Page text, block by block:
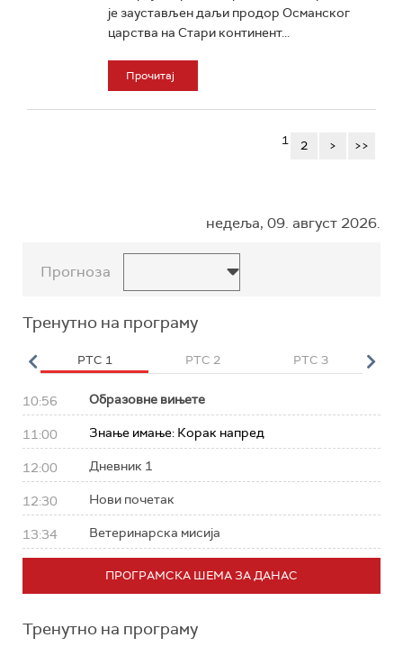
је заустављен даљи продор Османског
царства на Стари континент...
Прочитај
1 2 > >>
недеља, 09. август 2026.
Прогноза
Тренутно на програму
РТС 1 РТС 2 РТС 3
10:56 Образовне вињете
11:00 Знање имање: Корак напред
12:00 Дневник 1
12:30 Нови почетак
13:34 Ветеринарска мисија
ПРОГРАМСКА ШЕМА ЗА ДАНАС
Тренутно на програму